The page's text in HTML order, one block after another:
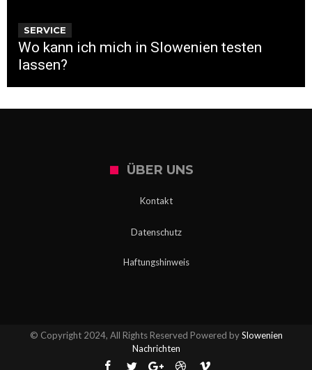
SERVICE
Wo kann ich mich in Slowenien testen
lassen?
ÜBER UNS
Kontakt
Datenschutz
Haftungshinweis
© Copyright 2024, All Rights Reserved Powered bySlowenien
Nachrichten